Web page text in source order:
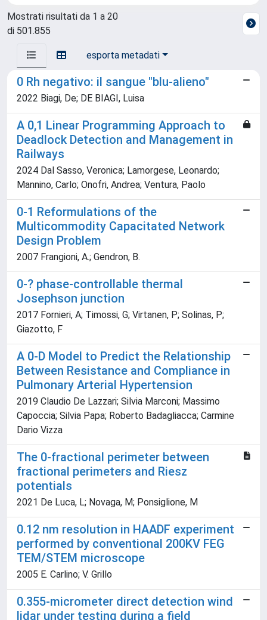
Mostrati risultati da 1 a 20
di 501.855
esporta metadati
0 Rh negativo: il sangue "blu-alieno"
2022 Biagi, De; DE BIAGI, Luisa
A 0,1 Linear Programming Approach to
Deadlock Detection and Management in
Railways
2024 Dal Sasso, Veronica; Lamorgese, Leonardo;
Mannino, Carlo; Onofri, Andrea; Ventura, Paolo
0-1 Reformulations of the
Multicommodity Capacitated Network
Design Problem
2007 Frangioni, A.; Gendron, B.
0-? phase-controllable thermal
Josephson junction
2017 Fornieri, A; Timossi, G; Virtanen, P; Solinas, P;
Giazotto, F
A 0-D Model to Predict the Relationship
Between Resistance and Compliance in
Pulmonary Arterial Hypertension
2019 Claudio De Lazzari; Silvia Marconi; Massimo
Capoccia; Silvia Papa; Roberto Badagliacca; Carmine
Dario Vizza
The 0-fractional perimeter between
fractional perimeters and Riesz
potentials
2021 De Luca, L; Novaga, M; Ponsiglione, M
0.12 nm resolution in HAADF experiment
performed by conventional 200KV FEG
TEM/STEM microscope
2005 E. Carlino; V. Grillo
0.355-micrometer direct detection wind
lidar under testing during a field